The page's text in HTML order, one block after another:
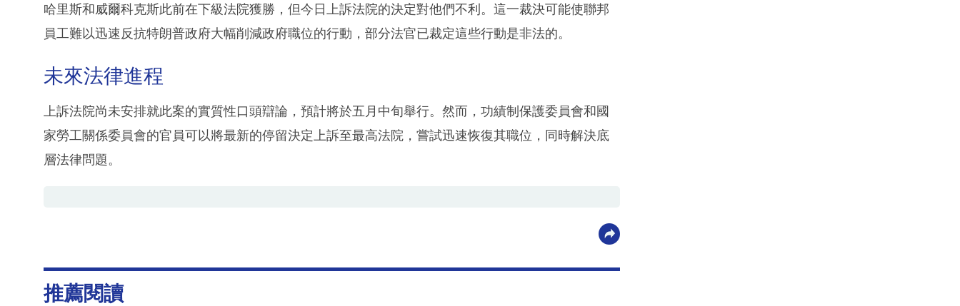
哈里斯和威爾科克斯此前在下級法院獲勝，但今日上訴法院的決定對他們不利。這一裁決可能使聯邦
員工難以迅速反抗特朗普政府大幅削減政府職位的行動，部分法官已裁定這些行動是非法的。
未來法律進程
上訴法院尚未安排就此案的實質性口頭辯論，預計將於五月中旬舉行。然而，功績制保護委員會和國
家勞工關係委員會的官員可以將最新的停留決定上訴至最高法院，嘗試迅速恢復其職位，同時解決底
層法律問題。
推薦閱讀